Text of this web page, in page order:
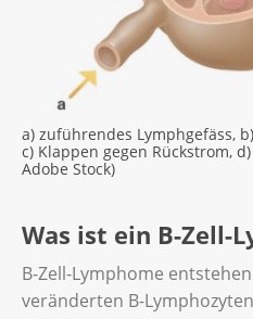
Schleimhäuten.
B-Lymphozyten
Die Antikörper
Viren und Pilze.
in deren Kern ein
ist.
greifen kranke oder
beispielsweise
a) zuführendes Lymphgefäss,
c) Klappen gegen Rückstrom,
Adobe Stock)
Was ist ein B-Zell-
B-Zell-Lymphome
veränderten B-